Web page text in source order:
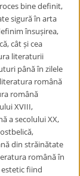
bine definit,
sigură în arta
însușirea,
cât și cea
literaturii
până în zilele
română
română
XVIII,
a secolului XX,
din străinătate
română în
fiind